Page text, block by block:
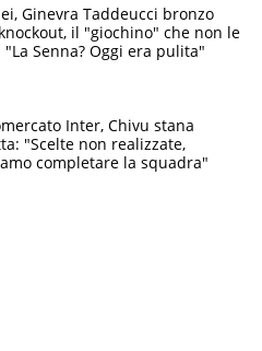
Ginevra Taddeucci bronzo
il "giochino" che non le
"La Senna? Oggi era pulita"
Inter, Chivu stana
"Scelte non realizzate,
completare la squadra"